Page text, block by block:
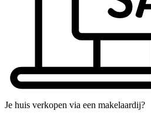
Je huis verkopen via een makelaardij?